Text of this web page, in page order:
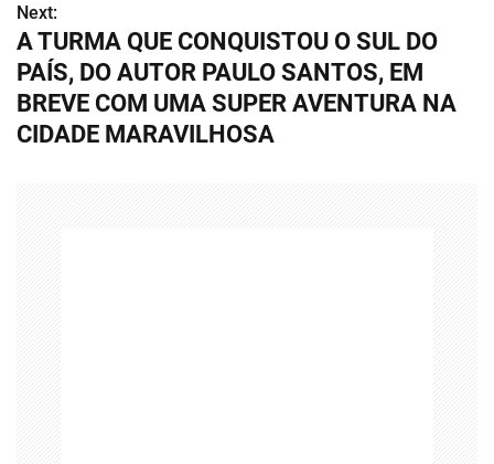
e
g
a
ç
Next:
A TURMA QUE CONQUISTOU O SUL DO
PAÍS, DO AUTOR PAULO SANTOS, EM
BREVE COM UMA SUPER AVENTURA NA
CIDADE MARAVILHOSA